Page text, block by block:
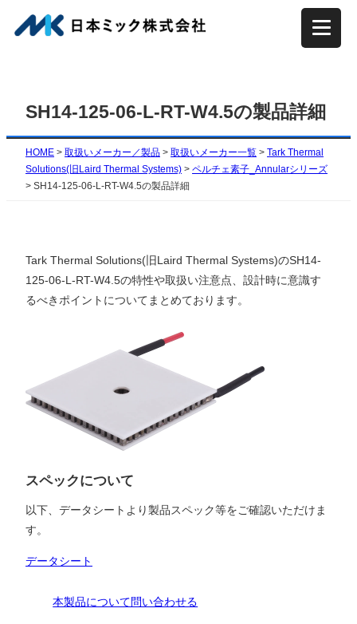
容
プ
SH14-125-06-L-RT-W4.5の製品詳細
HOME > 取扱いメーカー／製品 > 取扱いメーカー一覧 > Tark Thermal
Solutions(旧Laird Thermal Systems) > ペルチェ素子_Annularシリーズ
> SH14-125-06-L-RT-W4.5の製品詳細
Tark Thermal Solutions(旧Laird Thermal Systems)のSH14-
125-06-L-RT-W4.5の特性や取扱い注意点、設計時に意識す
るべきポイントについてまとめております。
スペックについて
以下、データシートより製品スペック等をご確認いただけま
す。
データシート
本製品について問い合わせる